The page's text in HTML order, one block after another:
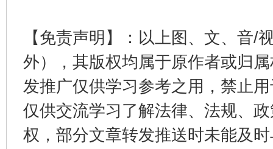
【免责声明】：以上图、文、音/
外），其版权均属于原作者或归
发推广仅供学习参考之用，禁止
仅供交流学习了解法律、法规、
权，部分文章转发推送时未能及
东山县通报“牛蛙产品抗生素超标问题” 法